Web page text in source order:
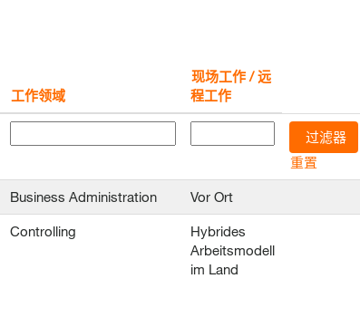
工作领域
现场工作 / 远
程工作
重置
Business Administration Vor Ort
Controlling
Hybrides
Arbeitsmodell
im Land